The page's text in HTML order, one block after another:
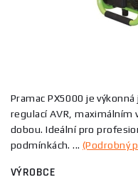
Pramac PX5000 je
regulací AVR, maximálním
dobou. Ideální pro
podmínkách. ...(Podrobný
VÝROBCE